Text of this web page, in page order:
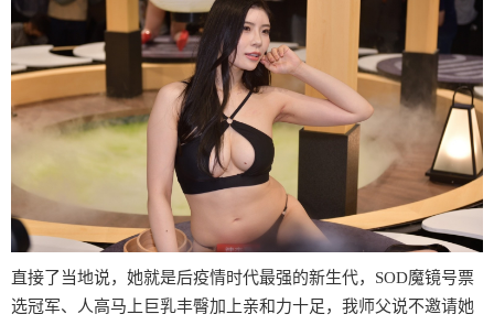
直接了当地说，她就是后疫情时代最强的新生代，SOD魔镜号票
选冠军、人高马上巨乳丰臀加上亲和力十足，我师父说不邀请她